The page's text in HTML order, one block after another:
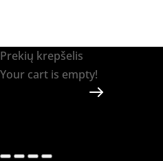
Prekių krepšelis
Your cart is empty!